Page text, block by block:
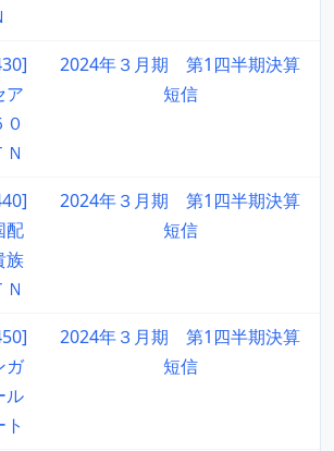
ア
０
Ｎ
2024年３月期 第1四半期決算
短信
配
族
Ｎ
2024年３月期 第1四半期決算
短信
ガ
ル
ト
2024年３月期 第1四半期決算
短信